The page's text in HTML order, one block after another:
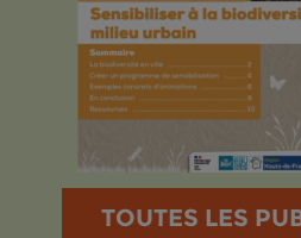
TOUTES LES